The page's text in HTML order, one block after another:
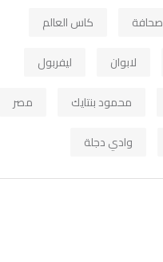
صحافة
كاس العالم
لابوان
ليفربول
محمود بنتايك
مصر
وادي دجلة